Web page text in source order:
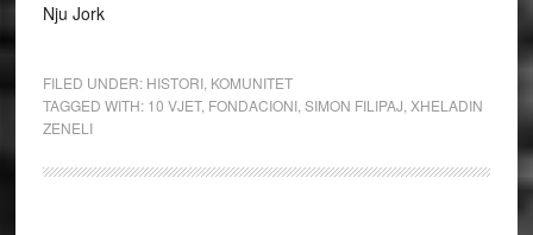
Nju Jork
FILED UNDER: HISTORI, KOMUNITET
TAGGED WITH: 10 VJET, FONDACIONI, SIMON FILIPAJ XHELADIN
ZENELI